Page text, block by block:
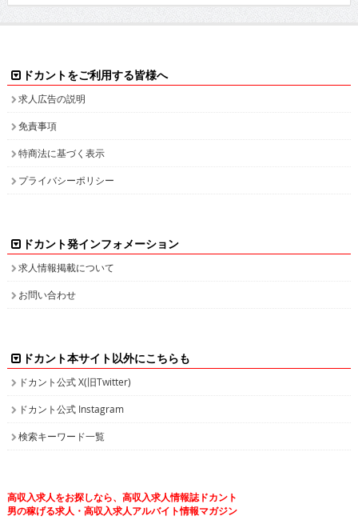
ドカントをご利用する皆様へ
求人広告の説明
免責事項
特商法に基づく表示
プライバシーポリシー
ドカント発インフォメーション
求人情報掲載について
お問い合わせ
ドカント本サイト以外にこちらも
ドカント公式 X(旧Twitter)
ドカント公式 Instagram
検索キーワード一覧
高収入求人をお探しなら、高収入求人情報誌ドカント
男の稼げる求人・高収入求人アルバイト情報マガジン